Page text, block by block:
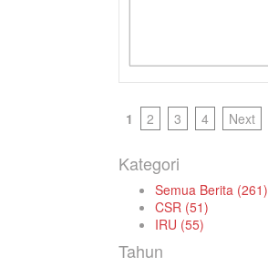
1 2 3 4 Next
Kategori
Semua Berita (261)
CSR (51)
IRU (55)
Tahun